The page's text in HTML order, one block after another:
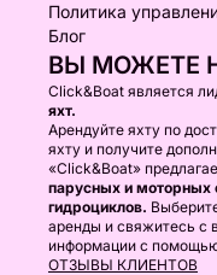
Политика
Блог
ВЫ МОЖЕТЕ
Click&Boat является
яхт.
Арендуйте яхту по
яхту и получите
«Click&Boat»
парусных и моторных
гидроциклов.
аренды и свяжитесь с
информации с
ОТЗЫВЫ КЛИЕНТОВ